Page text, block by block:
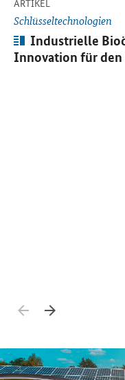
Zurück blättern
Schlüsseltechnologien
Artikel:
Industrielle
Innovation für
Öffnet Einzelsicht